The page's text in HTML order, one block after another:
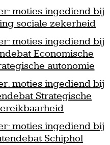
moties ingediend bij
sociale zekerheid
moties ingediend bij
Economische
autonomie
moties ingediend bij
Strategische
moties ingediend bij
Schiphol